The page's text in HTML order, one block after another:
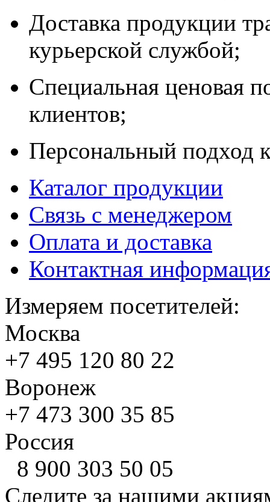
Доставка продукции
курьерской службой;
Специальная ценовая
клиентов;
Персональный подход
Каталог продукции
Связь с менеджером
Оплата и доставка
Контактная
Измеряем посетителей:
Москва
+7 495 120 80 22
Воронеж
+7 473 300 35 85
Россия
8 900 303 50 05
Следите за нашими